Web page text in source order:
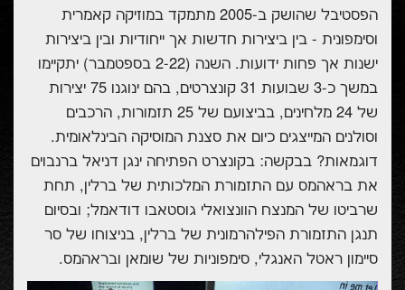
הפסטיבל שהושק ב-2005 מתמקד במוזיקה קאמרית
וסימפונית - בין ביצירות חדשות אך ייחודיות ובין ביצירות
ישנות אך פחות ידועות. השנה (2-22 בספטמבר) יתקיימו
במשך כ-3 שבועות 31 קונצרטים, בהם ינוגנו 75 יצירות
של 24 מלחינים, בביצועם של 25 תזמורות, הרכבים
וסולנים המייצגים כיום את סצנת המוסיקה הבינלאומית.
דוגמאות? בבקשה: בקונצרט הפתיחה ינגן דניאל ברנבוים
את בראהמס עם התזמורת המלכותית של ברלין, תחת
שרביטו של המנצח הוונצואלי גוסטאבו דודאמל; ובסיום
תנגן התזמורת הפילהרמונית של ברלין, בניצוחו של סר
סיימון ראטל האנגלי, סימפוניות של שומאן ובראהמס.